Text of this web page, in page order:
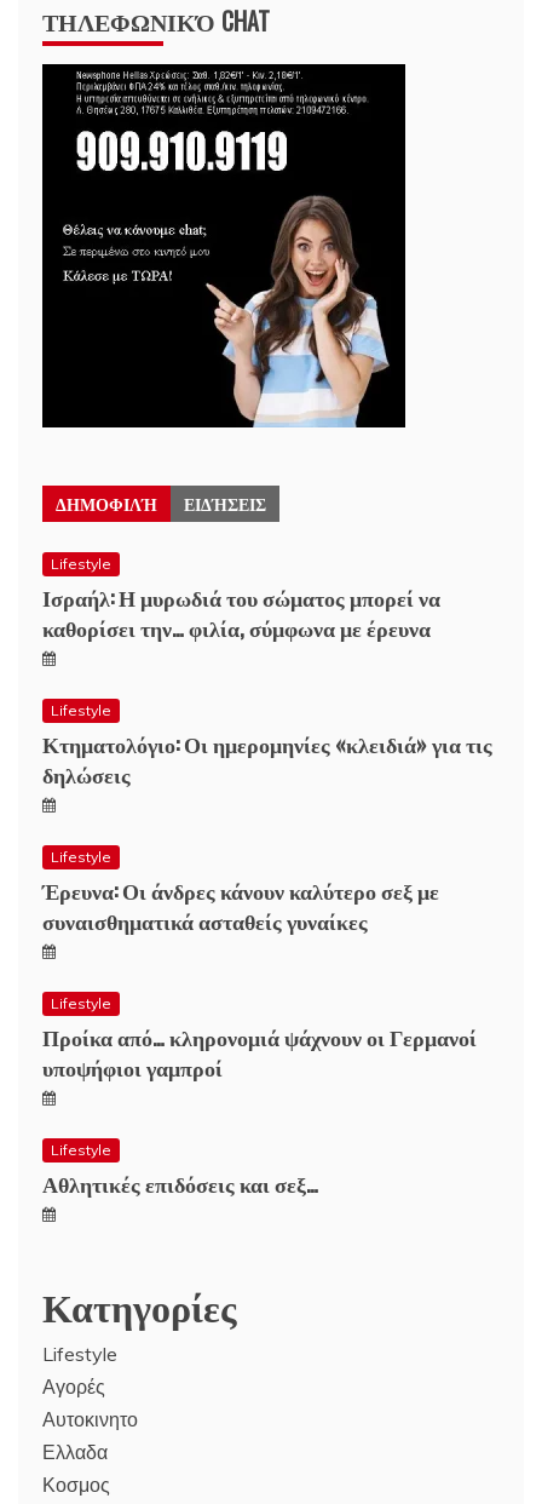
ΤΗΛΕΦΩΝΙΚΌ CHAT
ΔΗΜΟΦΙΛΉ ΕΙΔΉΣΕΙΣ
Lifestyle
Ισραήλ: Η μυρωδιά του σώματος μπορεί να
καθορίσει την… φιλία, σύμφωνα με έρευνα
Lifestyle
Κτηματολόγιο: Οι ημερομηνίες «κλειδιά» για τις
δηλώσεις
Lifestyle
Έρευνα: Οι άνδρες κάνουν καλύτερο σεξ με
συναισθηματικά ασταθείς γυναίκες
Lifestyle
Προίκα από… κληρονομιά ψάχνουν οι Γερμανοί
υποψήφιοι γαμπροί
Lifestyle
Αθλητικές επιδόσεις και σεξ…
Κατηγορίες
Lifestyle
Αγορές
Αυτοκινητο
Ελλαδα
Κοσμος